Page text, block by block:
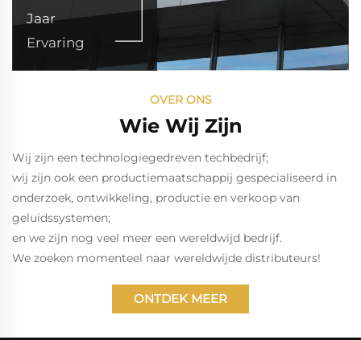
Jaar
Ervaring
OVER ONS
Wie Wij Zijn
Wij zijn een technologiegedreven techbedrijf;
wij zijn ook een productiemaatschappij gespecialiseerd in
onderzoek, ontwikkeling, productie en verkoop van
geluidssystemen;
en we zijn nog veel meer een wereldwijd bedrijf.
We zoeken momenteel naar wereldwijde distributeurs!
ONTDEK MEER